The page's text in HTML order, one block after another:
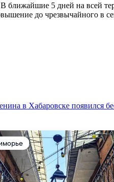
5 дней на всей
до чрезвычайного в
в Хабаровске появился